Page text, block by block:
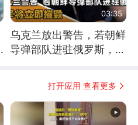
03:35
乌克兰放出警告，若朝鲜
导弹部队进驻俄罗斯，乌
打开应用 查看更多